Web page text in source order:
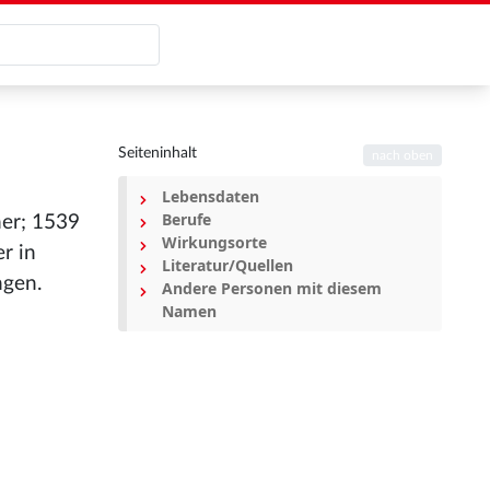
1539
in
Seiteninhalt
Lebensdaten
Berufe
Wirkungsorte
Literatur/Quellen
Andere Personen mit diesem
Namen